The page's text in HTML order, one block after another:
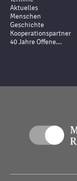
Aktuelles
Menschen
Geschichte
Kooperationspartner
40 Jahre Offene...